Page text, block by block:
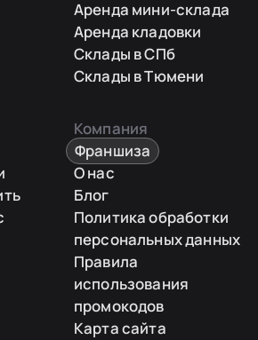
Аренда мини-склада
Аренда кладовки
Склады в СПб
Склады в Тюмени
Компания
Франшиза
О нас
Блог
Политика обработки
персональных данных
Правила
использования
промокодов
Карта сайта